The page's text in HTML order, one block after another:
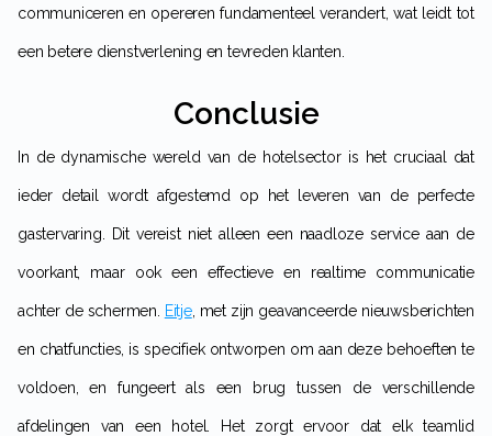
communiceren en opereren fundamenteel verandert, wat leidt tot
een betere dienstverlening en tevreden klanten.
Conclusie
In de dynamische wereld van de hotelsector is het cruciaal dat
ieder detail wordt afgestemd op het leveren van de perfecte
gastervaring. Dit vereist niet alleen een naadloze service aan de
voorkant, maar ook een effectieve en realtime communicatie
achter de schermen. Eitje, met zijn geavanceerde nieuwsberichten
en chatfuncties, is specifiek ontworpen om aan deze behoeften te
voldoen, en fungeert als een brug tussen de verschillende
afdelingen van een hotel. Het zorgt ervoor dat elk teamlid